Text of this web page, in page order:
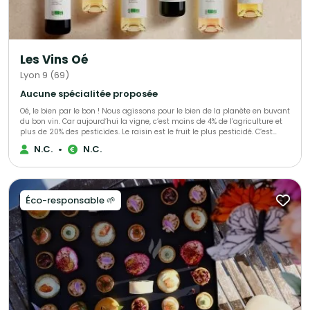
Les Vins Oé
Lyon 9 (69)
Aucune spécialitée proposée
Oé, le bien par le bon ! Nous agissons pour le bien de la planète en buvant
du bon vin. Car aujourd’hui la vigne, c’est moins de 4% de l’agriculture et
plus de 20% des pesticides. Le raisin est le fruit le plus pesticidé. C’est
triste. Alors nous avons décidé de nous secouer la grappe avec vous ! Ce
que vous allez déboucher avec Oé : - du bon vin - bio & vegan -
N.C. • N.C.
Éco-responsable 🌱